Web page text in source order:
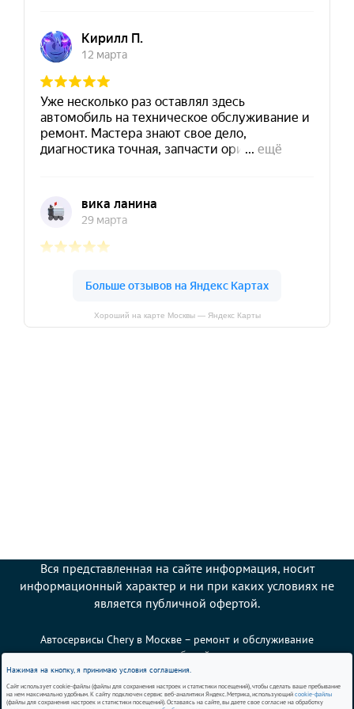
Нажимая на кнопку, я принимаю условия соглашения.
Сайт использует cookie-файлы (файлы для сохранения настроек и статистики посещений), чтобы сделать ваше пребывание
на нем максимально удобным. К сайту подключен сервис веб-аналитики Яндекс.Метрика, использующий cookie-файлы
(файлы для сохранения настроек и статистики посещений). Оставаясь на сайте, вы даете свое согласие на обработку
Хороший на карте Москвы — Яндекс Карты
Вся представленная на сайте информация, носит
информационный характер и ни при каких условиях не
является публичной офертой.
Автосервисы Chery в Москве – ремонт и обслуживание
автомобилей
Политика использования cookies